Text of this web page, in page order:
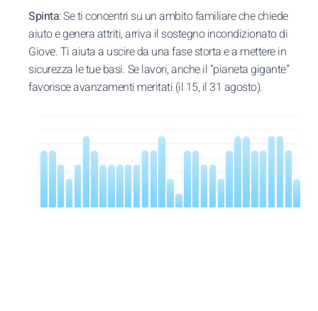
Spinta: Se ti concentri su un ambito familiare che chiede
aiuto e genera attriti, arriva il sostegno incondizionato di
Giove. Ti aiuta a uscire da una fase storta e a mettere in
sicurezza le tue basi. Se lavori, anche il “pianeta gigante”
favorisce avanzamenti meritati (il 15, il 31 agosto).